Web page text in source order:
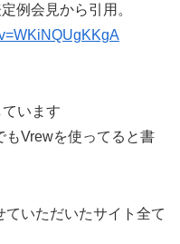
例会見から引用。
います
もVrewを使ってると書
いただいたサイト全て